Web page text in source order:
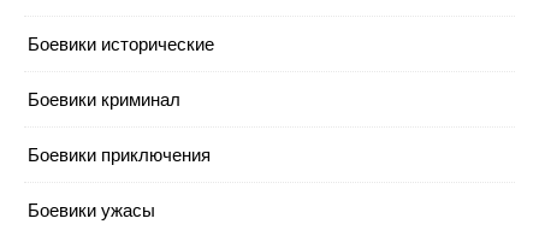
Боевики исторические
Боевики криминал
Боевики приключения
Боевики ужасы